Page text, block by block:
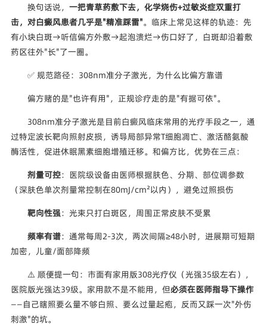
换句话说， 一把青草药敷下去，化学烧伤+过敏炎症双重打
击，对白癜风患者几乎是"精准踩雷"。临床上常见这样的轨迹：先
有小块白斑→听信偏方外敷→起泡溃烂→伤口好了，白斑却沿着敷
药区往外"长"了一圈。
✅ 规范路径：308nm准分子激光，为什么比偏方靠谱
偏方赌的是"也许有用"，正规诊疗走的是"有据可依"。
308nm准分子激光是目前白癜风临床常用的光疗手段之一，通
过特定波长靶向照射皮损，诱导局部异常T细胞凋亡、激活酪氨酸
酶活性，促进休眠黑素细胞增殖迁移。和偏方比，优势在三点：
剂量可控：医院级设备由医师根据肤色、分期、部位调参数
（深肤色单次剂量常控制在80mJ/cm²以内），避免过照损伤
靶向性强：光束只打白斑区，周围正常皮肤不受累
频率有谱：通常每周2-3次，两次间隔≥48小时，进展期可短期
加密，儿童/面部降频
⚠️ 顺便提一句：市面有家用版308光疗仪（光强35级左右），
医院版光强达39级。家用款不是不能用，但必须在医师指导下操作
——自己瞎照要么量不够白照、要么过量起疱，反而又踩一次"外伤
刺激"的坑。